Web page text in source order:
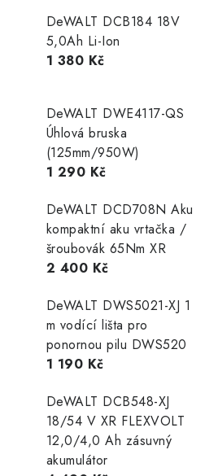
DeWALT DCB184 18V
5,0Ah Li-Ion
1 380 Kč
DeWALT DWE4117-QS
Úhlová bruska
(125mm/950W)
1 290 Kč
DeWALT DCD708N Aku
kompaktní aku vrtačka /
šroubovák 65Nm XR
2 400 Kč
DeWALT DWS5021-XJ 1
m vodící lišta pro
ponornou pilu DWS520
1 190 Kč
DeWALT DCB548-XJ
18/54 V XR FLEXVOLT
12,0/4,0 Ah zásuvný
akumulátor